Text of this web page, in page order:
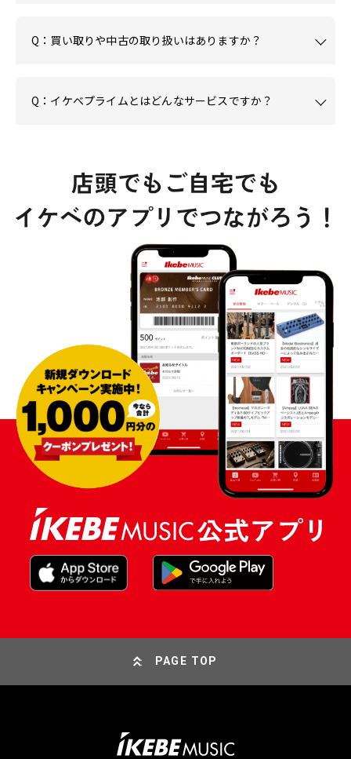
Q：買い取りや中古の取り扱いはありますか？
Q：イケベプライムとはどんなサービスですか？
PAGE TOP